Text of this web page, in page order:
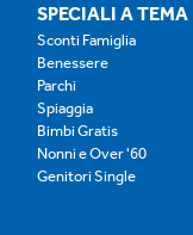
SPECIALI A TEMA
Sconti Famiglia
Benessere
Parchi
Spiaggia
Bimbi Gratis
Nonni e Over '60
Genitori Single